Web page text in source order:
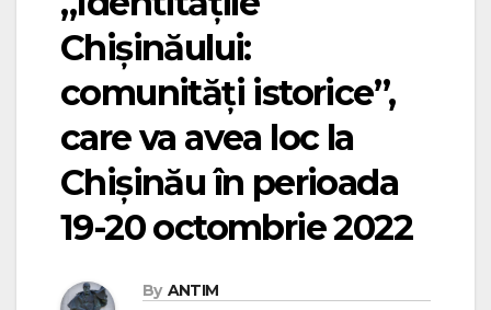
Chișinăului:
comunități istorice”,
care va avea loc la
Chişinău în perioada
19-20 octombrie 2022
By ANTIM